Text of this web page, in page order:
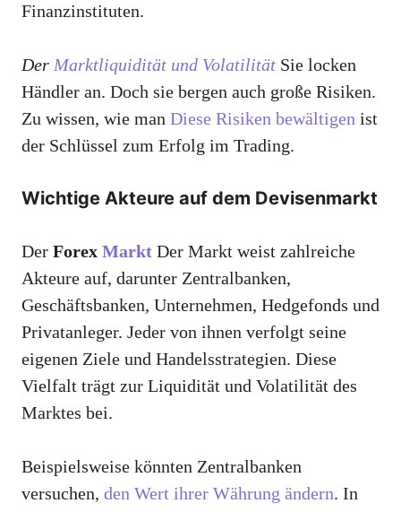
Finanzinstituten.
Der Marktliquidität und Volatilität Sie locken
Händler an. Doch sie bergen auch große Risiken.
Zu wissen, wie man Diese Risiken bewältigen ist
der Schlüssel zum Erfolg im Trading.
Wichtige Akteure auf dem Devisenmarkt
Der Forex Markt Der Markt weist zahlreiche
Akteure auf, darunter Zentralbanken,
Geschäftsbanken, Unternehmen, Hedgefonds und
Privatanleger. Jeder von ihnen verfolgt seine
eigenen Ziele und Handelsstrategien. Diese
Vielfalt trägt zur Liquidität und Volatilität des
Marktes bei.
Beispielsweise könnten Zentralbanken
versuchen, den Wert ihrer Währung ändern. In